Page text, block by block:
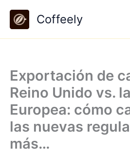
content
Coffeely
Exportación de
Reino Unido vs.
Europea: cómo
las nuevas
más…